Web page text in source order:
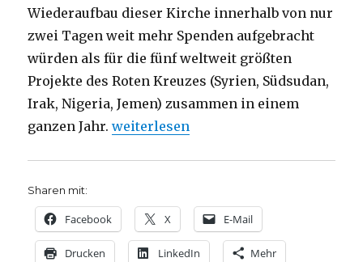
Wiederaufbau dieser Kirche innerhalb von nur
zwei Tagen weit mehr Spenden aufgebracht
würden als für die fünf weltweit größten
Projekte des Roten Kreuzes (Syrien, Südsudan,
Irak, Nigeria, Jemen) zusammen in einem
ganzen Jahr.„Die Sprache der Symbole, Christoph
weiterlesen
Sharen mit:
Facebook X E-Mail
Drucken LinkedIn Mehr